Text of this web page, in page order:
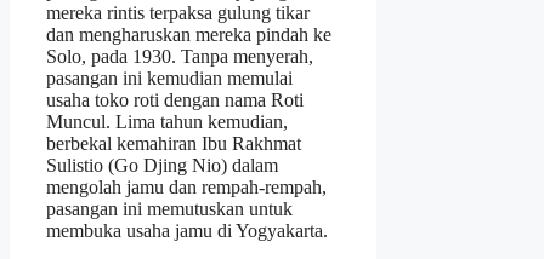
mereka rintis terpaksa gulung tikar
dan mengharuskan mereka pindah ke
Solo, pada 1930. Tanpa menyerah,
pasangan ini kemudian memulai
usaha toko roti dengan nama Roti
Muncul. Lima tahun kemudian,
berbekal kemahiran Ibu Rakhmat
Sulistio (Go Djing Nio) dalam
mengolah jamu dan rempah-rempah,
pasangan ini memutuskan untuk
membuka usaha jamu di Yogyakarta.